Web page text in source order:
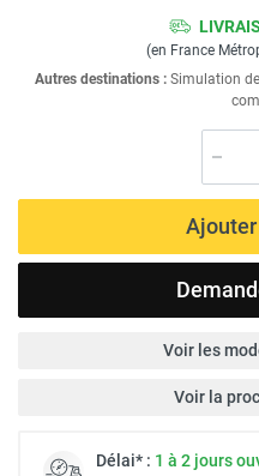
(en France
Autres destinations : Simulation
Voir les
Voir la
Délai* : 1 à 2 jours